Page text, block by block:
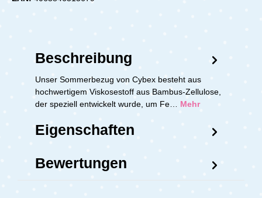
Beschreibung
Unser Sommerbezug von Cybex besteht aus
hochwertigem Viskosestoff aus Bambus-Zellulose,
der speziell entwickelt wurde, um Fe… Mehr
Eigenschaften
Bewertungen